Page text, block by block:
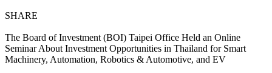
SHARE
The Board of Investment (BOI) Taipei Office Held an Online
Seminar About Investment Opportunities in Thailand for Smart
Machinery, Automation, Robotics & Automotive, and EV